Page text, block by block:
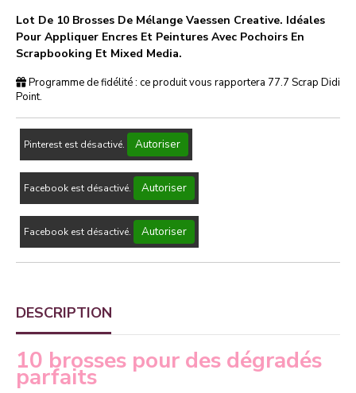
Lot De 10 Brosses De Mélange Vaessen Creative. Idéales
Pour Appliquer Encres Et Peintures Avec Pochoirs En
Scrapbooking Et Mixed Media.
Programme de fidélité : ce produit vous rapportera 77.7 Scrap Didi
Point.
Pinterest est désactivé. Autoriser
Facebook est désactivé. Autoriser
Facebook est désactivé. Autoriser
DESCRIPTION
10 brosses pour des dégradés
parfaits